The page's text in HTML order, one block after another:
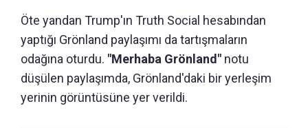
Öte yandan Trump'ın Truth Social hesabından
yaptığı Grönland paylaşımı da tartışmaların
odağına oturdu. "Merhaba Grönland" notu
düşülen paylaşımda, Grönland'daki bir yerleşim
yerinin görüntüsüne yer verildi.